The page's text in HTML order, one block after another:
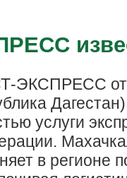
ЭКСПРЕСС
услуги
в регионе